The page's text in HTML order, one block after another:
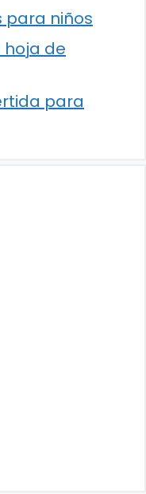
para niños
hoja de
para